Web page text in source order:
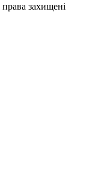
захищені